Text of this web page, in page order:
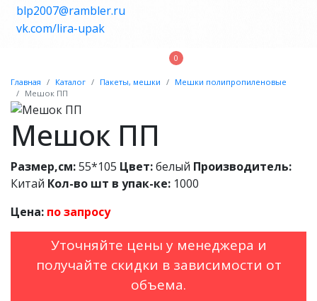
blp2007@rambler.ru
vk.com/lira-upak
0
Главная Каталог Пакеты, мешки
Мешки полипропиленовые
Мешок ПП
Мешок ПП
Размер,см:55*105 Цвет:белый Производитель:
Китай Кол-во шт в упак-ке: 1000
Цена: по запросу
Уточняйте цены у менеджера и
получайте скидки в зависимости от
объема.